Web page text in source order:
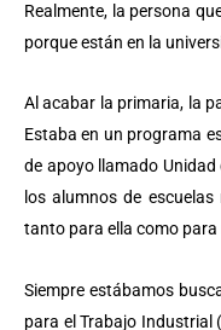
Realmente, la persona
porque están en la
Al acabar la primaria, la
Estaba en un programa
de apoyo llamado Unidad
los alumnos de
tanto para ella como
Siempre estábamos
para el Trabajo Industrial